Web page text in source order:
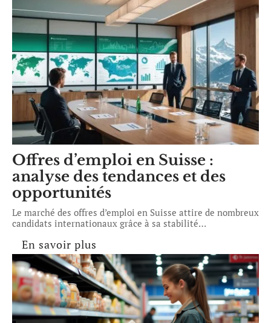
Offres d’emploi en Suisse :
analyse des tendances et des
opportunités
Le marché des offres d’emploi en Suisse attire de nombreux
candidats internationaux grâce à sa stabilité…
En savoir plus